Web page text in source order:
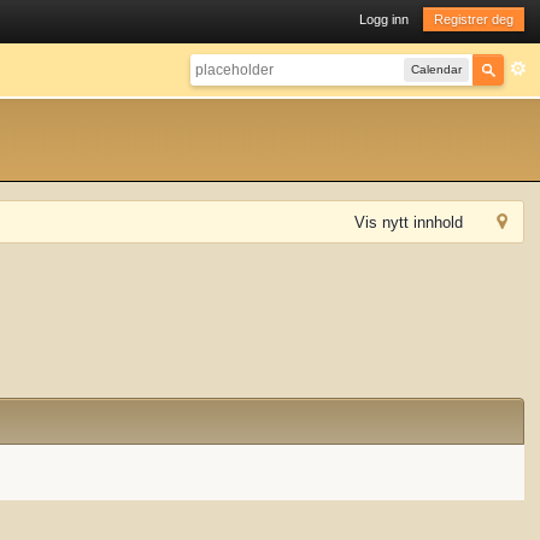
Logg inn Registrer deg
Calendar
Vis nytt innhold